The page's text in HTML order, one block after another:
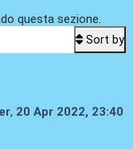
questa sezione.
Sort by
, 20 Apr 2022, 23:40